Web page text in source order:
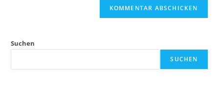
Suchen
SUCHEN